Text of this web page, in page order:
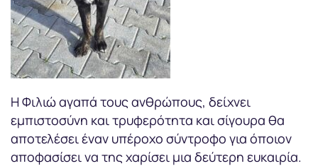
Η Φιλιώ αγαπά τους ανθρώπους, δείχνει
εμπιστοσύνη και τρυφερότητα και σίγουρα θα
αποτελέσει έναν υπέροχο σύντροφο για όποιον
αποφασίσει να της χαρίσει μια δεύτερη ευκαιρία.